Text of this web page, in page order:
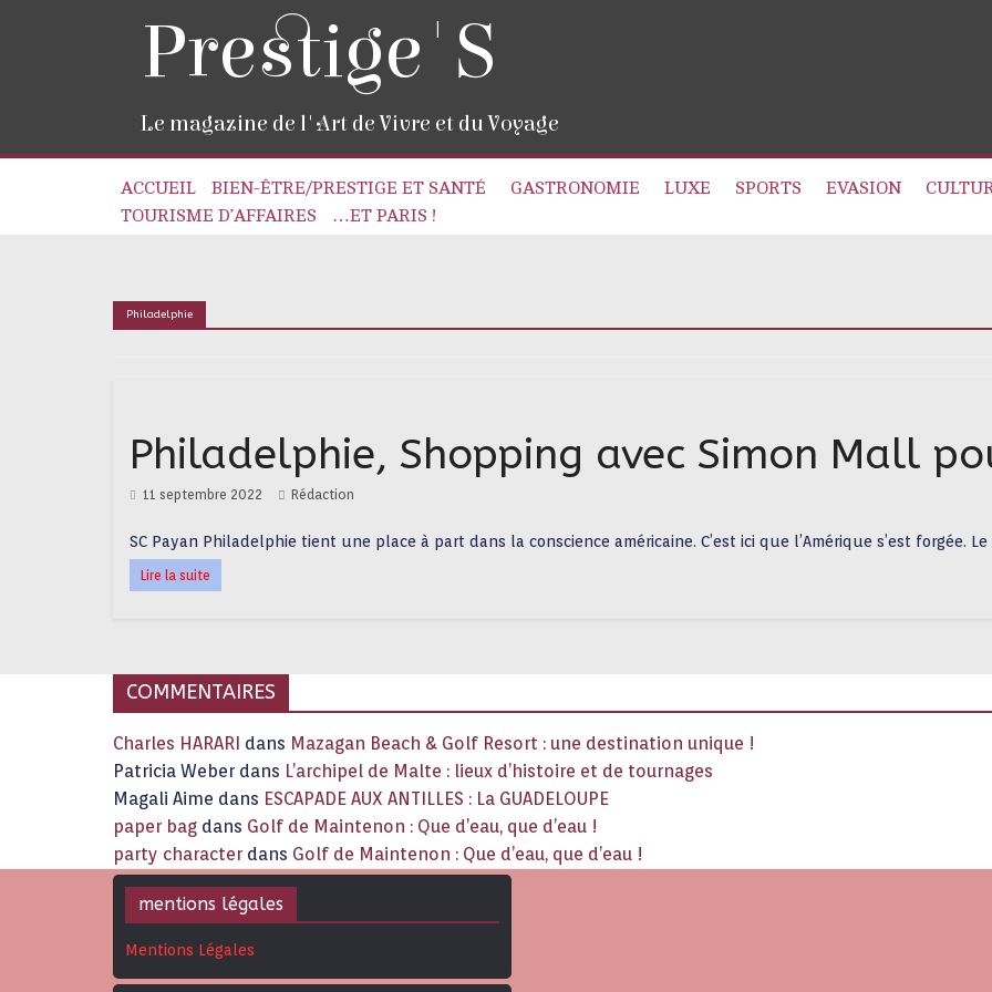
Prestige'S
Le magazine de l'Art de Vivre et du Voyage
ACCUEIL BIEN-ÊTRE/PRESTIGE ET SANTÉ GASTRONOMIE LUXE SPORTS EVASION
TOURISME D’AFFAIRES
…ET PARIS !
Philadelphie
Philadelphie, Shopping avec Simon Mall
11 septembre 2022 Rédaction
SC Payan Philadelphie tient une place à part dans la conscience américaine. C’est ici que l’Amérique s’est forgée. Le
Lire la suite
COMMENTAIRES
Charles HARARI dans Mazagan Beach & Golf Resort : une destination unique !
Patricia Weber dans L’archipel de Malte : lieux d’histoire et de tournages
Magali Aime dans ESCAPADE AUX ANTILLES : La GUADELOUPE
paper bag dans Golf de Maintenon : Que d’eau, que d’eau !
party character dans Golf de Maintenon : Que d’eau, que d’eau !
mentions légales
Mentions Légales